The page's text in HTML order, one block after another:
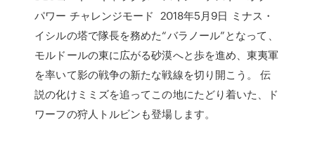
パワー チャレンジモード 2018年5月9日 ミナス・
イシルの塔で隊長を務めた“バラノール”となって、
モルドールの東に広がる砂漠へと歩を進め、東夷軍
を率いて影の戦争の新たな戦線を切り開こう。 伝
説の化けミミズを追ってこの地にたどり着いた、ド
ワーフの狩人トルビンも登場します。